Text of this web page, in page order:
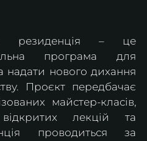
резиденція – це
програма для
надати нового дихання
Проєкт передбачає
майстер-класів,
лекцій та
проводиться за